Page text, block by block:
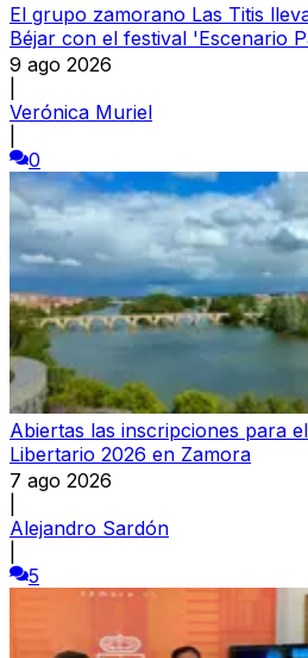
El grupo zamorano Las Titis
Béjar con el festival 'Escenario
9 ago 2026
Verónica Muriel
0
Abiertas las inscripciones para
Libertario 2026 en Zamora
7 ago 2026
Alejandro Sardón
5